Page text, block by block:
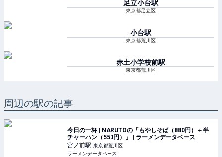
足立小台駅
東京都足立区
小台駅
東京都荒川区
赤土小学校前駅
東京都荒川区
周辺の駅の記事
今日の一杯 | NARUTOの「もやしそば（880円）＋半
チャーハン（550円）」 | ラーメンデータベース
宮ノ前駅 東京都荒川区
ラーメンデータベース